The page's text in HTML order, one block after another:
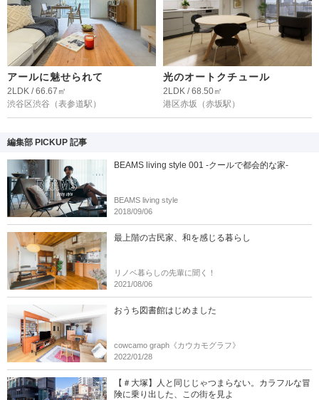
アールに魅せられて
2LDK / 66.67㎡
渋谷区渋谷 （表参道駅）
光のオートクチュール
2LDK / 68.50㎡
港区赤坂 （赤坂駅）
編集部 PICKUP 記事
BEAMS living style 001 -クールで都会的な家-
BEAMS living style
2018/09/06
最上階の古民家、和を感じる暮らし
リノベ暮らしの先輩に聞く！
2021/08/06
おうち図書館はじめました
cowcamo graph《カウカモグラフ》
2022/01/28
【＃大塚】人と同じじゃつまらない。カラフルな冒
険に乗り出した、この街を見よ